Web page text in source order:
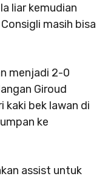
liar kemudian
masih bisa
menjadi 2-0
Giroud
kaki bek lawan di
ke
assist untuk